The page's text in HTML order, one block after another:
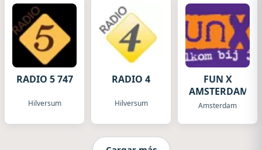
RADIO 5 747
Hilversum
RADIO 4
Hilversum
FUN X
AMSTERDAM
Amsterdam